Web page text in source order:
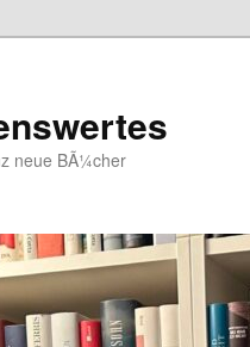
neue BÃ¼cher